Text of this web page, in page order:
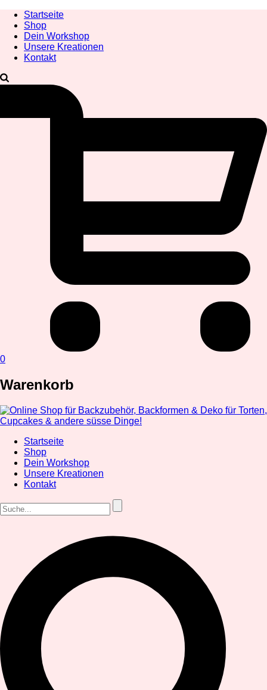
Startseite
Shop
Dein Workshop
Unsere Kreationen
Kontakt
0
Warenkorb
Startseite
Shop
Dein Workshop
Unsere Kreationen
Kontakt